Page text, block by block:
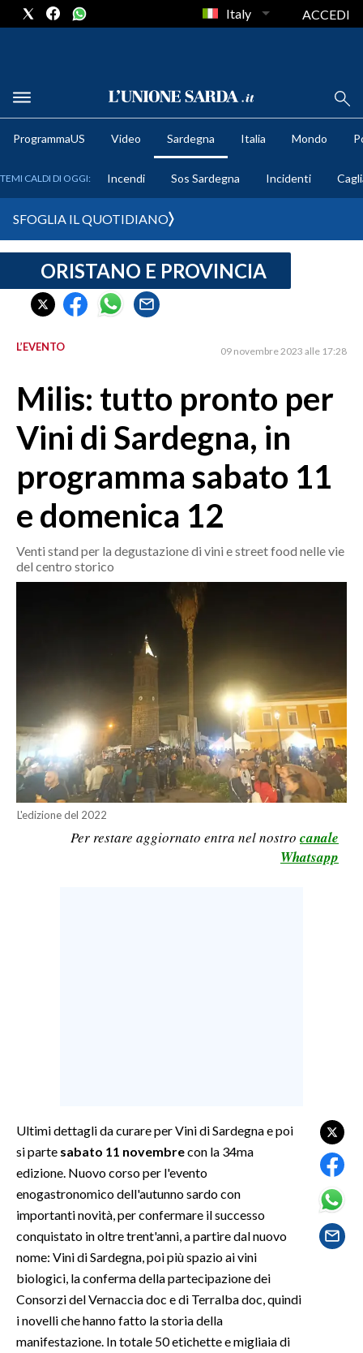
METEO
CRONACA SARDEGNA
CAGLIARI
SULCIS IGLESIENTE
ORISTANO E PROVINCIA
GALLURA
OGLIASTRA
AGENDA
CRONACA
ITALIA
SERVIZI ALLE IMPRESE
LAVORO
BANDI
SPORT IN SARDEGNA
SPETTACOLI
SALUTE
SARDEGNA TURISMO
SARDI NEL MONDO
NOTIZIE
Italy ACCEDI
ProgrammaUS Video Sardegna Italia Mondo
TEMI CALDI DI OGGI: Incendi Sos Sardegna Incidenti
SFOGLIA IL QUOTIDIANO
ORISTANO E PROVINCIA
L’EVENTO 09 novembre 2023 alle 17:28
Milis: tutto pronto per
Vini di Sardegna, in
programma sabato 11
e domenica 12
Venti stand per la degustazione di vini e street food nelle vie
del centro storico
L'edizione del 2022
Per restare aggiornato entra nel nostro canale
Whatsapp
Ultimi dettagli da curare per Vini di Sardegna e poi
si parte sabato 11 novembrecon la 34ma
edizione. Nuovo corso per l'evento
enogastronomico dell'autunno sardo con
importanti novità, per confermare il successo
conquistato in oltre trent'anni, a partire dal nuovo
nome: Vini di Sardegna, poi più spazio ai vini
biologici, la conferma della partecipazione dei
Consorzi del Vernaccia doc e di Terralba doc, quindi
i novelli che hanno fatto la storia della
manifestazione. In totale 50 etichette e migliaia di